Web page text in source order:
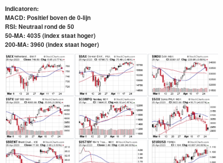
Indicatoren:
MACD: Positief boven de 0-lijn
RSI: Neutraal rond de 50
50-MA: 4035 (index staat hoger)
200-MA: 3960(index staat hoger)